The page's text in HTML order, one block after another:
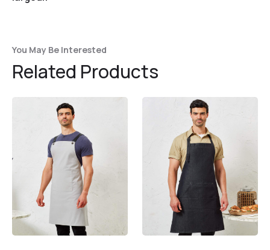
You May Be Interested
Related Products